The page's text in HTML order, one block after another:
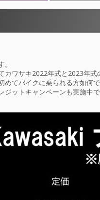
カワサキ2022年式と2023年
めてバイクに乗られる方如何
ジットキャンペーンも実施中